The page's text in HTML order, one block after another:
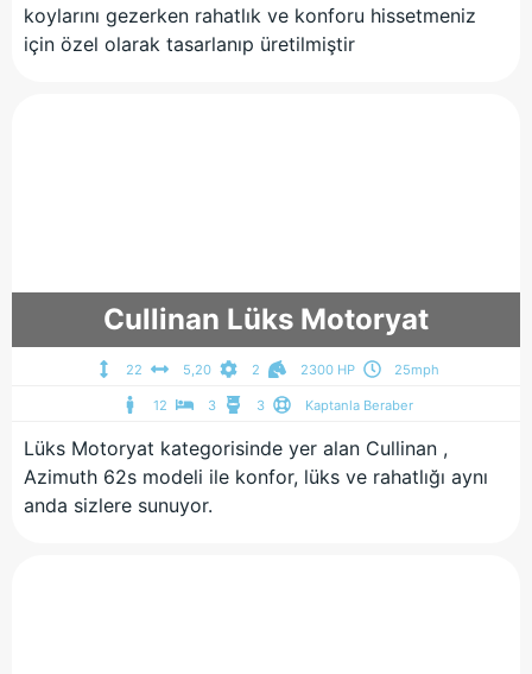
koylarını gezerken rahatlık ve konforu hissetmeniz
için özel olarak tasarlanıp üretilmiştir
Cullinan Lüks Motoryat
22 5,20 2 2300 HP 25mph
12 3 3 Kaptanla Beraber
Lüks Motoryat kategorisinde yer alan Cullinan ,
Azimuth 62s modeli ile konfor, lüks ve rahatlığı aynı
anda sizlere sunuyor.